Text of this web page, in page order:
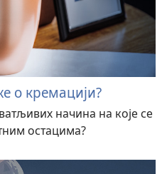
о кремацији?
начина на које се
остацима?